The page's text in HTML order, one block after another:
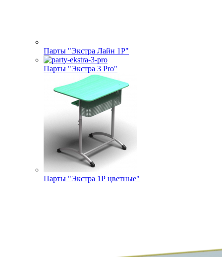
Парты "Экстра Лайн 1Р"
Парты "Экстра 3 Pro"
Парты "Экстра 1Р цветные"